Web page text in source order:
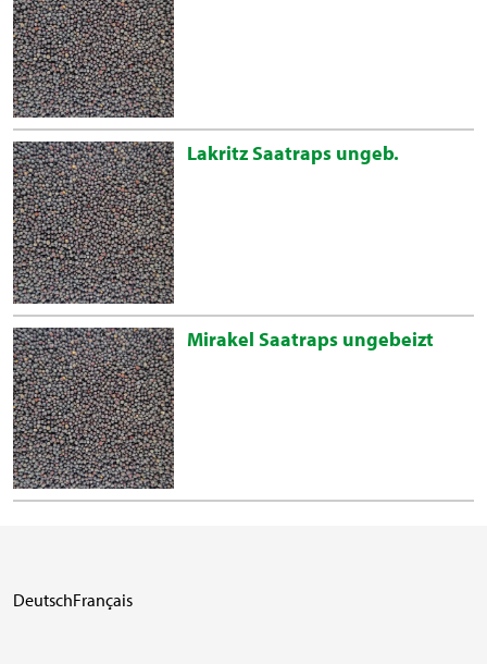
Lakritz Saatraps ungeb.
Mirakel Saatraps ungebeizt
DeutschFrançais